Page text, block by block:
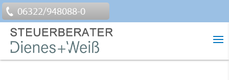
06322/948088-0